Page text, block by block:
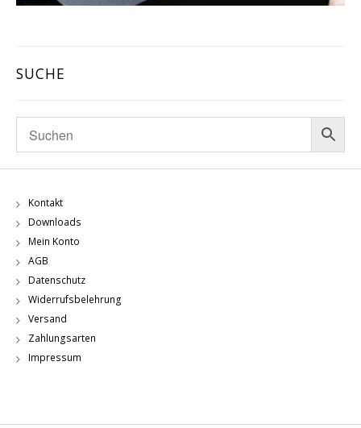
SUCHE
Kontakt
Downloads
Mein Konto
AGB
Datenschutz
Widerrufsbelehrung
Versand
Zahlungsarten
Impressum